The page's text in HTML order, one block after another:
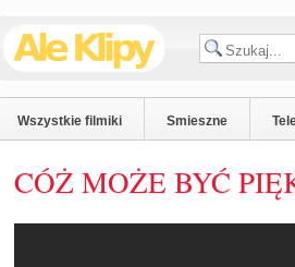
Wszystkie filmiki Smieszne
CÓŻ MOŻE BYĆ